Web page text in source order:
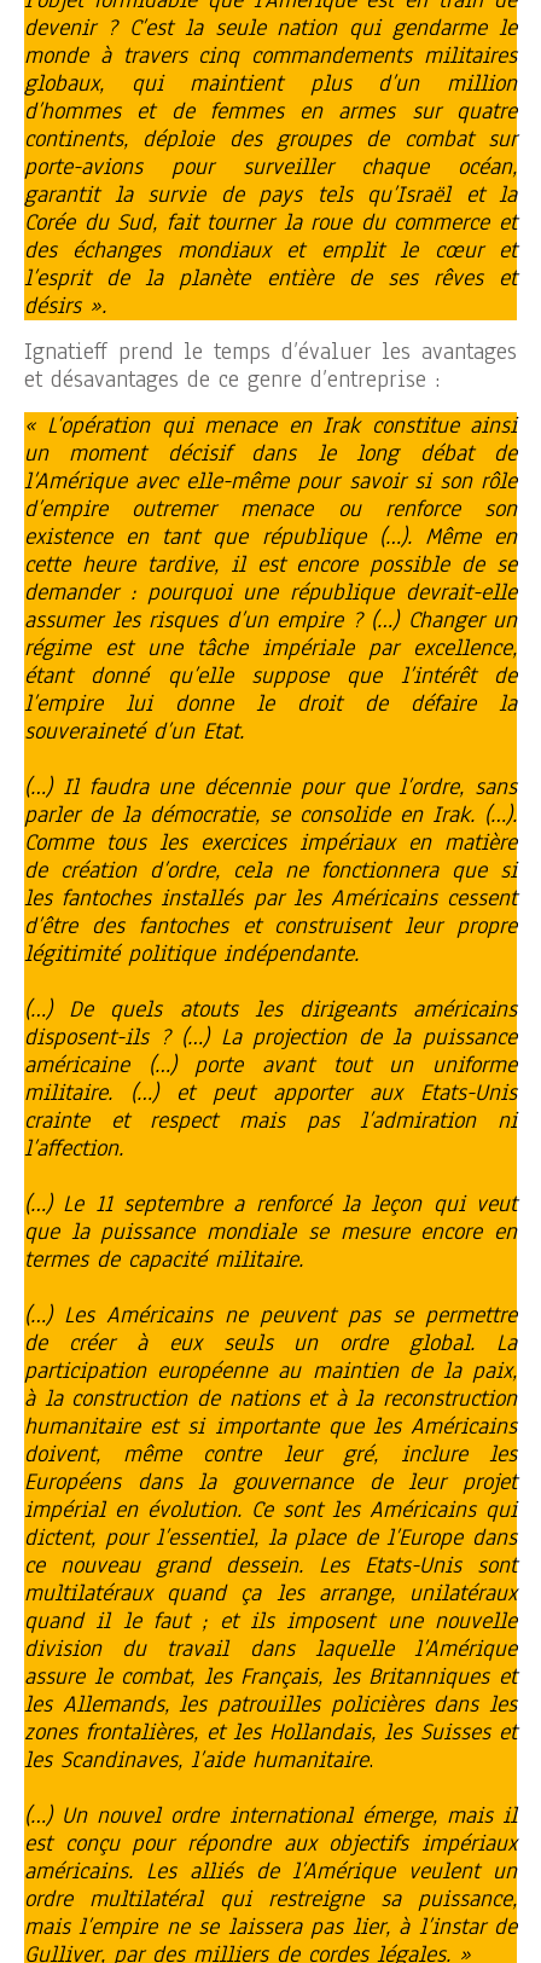
devenir ? C’est la seule nation qui gendarme le
monde à travers cinq commandements militaires
globaux, qui maintient plus d’un million
d’hommes et de femmes en armes sur quatre
continents, déploie des groupes de combat sur
porte-avions pour surveiller chaque océan,
garantit la survie de pays tels qu’Israël et la
Corée du Sud, fait tourner la roue du commerce et
des échanges mondiaux et emplit le cœur et
l’esprit de la planète entière de ses rêves et
désirs ».
Ignatieff prend le temps d’évaluer les avantages
et désavantages de ce genre d’entreprise :
« L’opération qui menace en Irak constitue ainsi
un moment décisif dans le long débat de
l’Amérique avec elle-même pour savoir si son rôle
d’empire outremer menace ou renforce son
existence en tant que république (…). Même en
cette heure tardive, il est encore possible de se
demander : pourquoi une république devrait-elle
assumer les risques d’un empire ? (…) Changer un
régime est une tâche impériale par excellence,
étant donné qu’elle suppose que l’intérêt de
l’empire lui donne le droit de défaire la
souveraineté d’un Etat.
(…) Il faudra une décennie pour que l’ordre, sans
parler de la démocratie, se consolide en Irak. (…).
Comme tous les exercices impériaux en matière
de création d’ordre, cela ne fonctionnera que si
les fantoches installés par les Américains cessent
d’être des fantoches et construisent leur propre
légitimité politique indépendante.
(…) De quels atouts les dirigeants américains
disposent-ils ? (…) La projection de la puissance
américaine (…) porte avant tout un uniforme
militaire. (…) et peut apporter aux Etats-Unis
crainte et respect mais pas l’admiration ni
l’affection.
(…) Le 11 septembre a renforcé la leçon qui veut
que la puissance mondiale se mesure encore en
termes de capacité militaire.
(…) Les Américains ne peuvent pas se permettre
de créer à eux seuls un ordre global. La
participation européenne au maintien de la paix,
à la construction de nations et à la reconstruction
humanitaire est si importante que les Américains
doivent, même contre leur gré, inclure les
Européens dans la gouvernance de leur projet
impérial en évolution. Ce sont les Américains qui
dictent, pour l’essentiel, la place de l’Europe dans
ce nouveau grand dessein. Les Etats-Unis sont
multilatéraux quand ça les arrange, unilatéraux
quand il le faut ; et ils imposent une nouvelle
division du travail dans laquelle l’Amérique
assure le combat, les Français, les Britanniques et
les Allemands, les patrouilles policières dans les
zones frontalières, et les Hollandais, les Suisses et
les Scandinaves, l’aide humanitaire.
(…) Un nouvel ordre international émerge, mais il
est conçu pour répondre aux objectifs impériaux
américains. Les alliés de l’Amérique veulent un
ordre multilatéral qui restreigne sa puissance,
mais l’empire ne se laissera pas lier, à l’instar de
Gulliver, par des milliers de cordes légales. »